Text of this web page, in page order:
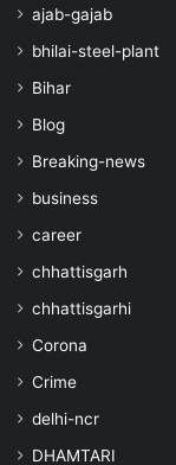
ajab-gajab
bhilai-steel-plant
Bihar
Blog
Breaking-news
business
career
chhattisgarh
chhattisgarhi
Corona
Crime
delhi-ncr
DHAMTARI